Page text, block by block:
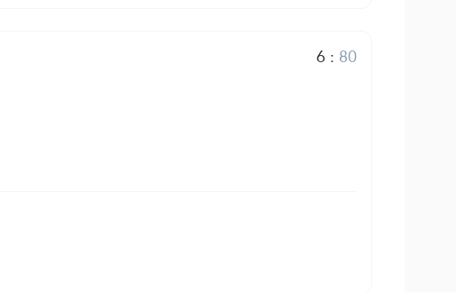
6: 80